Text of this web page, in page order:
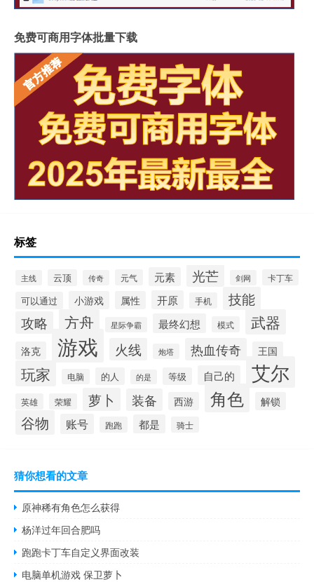
免费可商用字体批量下载
标签
主线 云顶 传奇 元气 元素 光芒 剑网 卡丁车
可以通过 小游戏 属性 开原 手机 技能
攻略 方舟 星际争霸 最终幻想 模式 武器
洛克 游戏 火线 炮塔 热血传奇 王国
玩家 电脑 的人 的是 等级 自己的 艾尔
英雄 荣耀 萝卜 装备 西游 角色 解锁
谷物 账号 跑跑 都是 骑士
猜你想看的文章
原神稀有角色怎么获得
杨洋过年回合肥吗
跑跑卡丁车自定义界面改装
电脑单机游戏 保卫萝卜